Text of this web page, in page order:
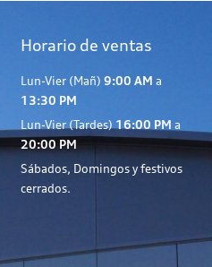
Horario de ventas
Lun-Vier (Mañ) 9:00 AM a
13:30 PM
Lun-Vier (Tardes)16:00 PM a
20:00 PM
Sábados, Domingos y festivos
cerrados.